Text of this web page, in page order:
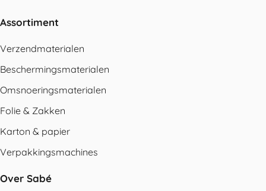
Assortiment
Verzendmaterialen
Beschermingsmaterialen
Omsnoeringsmaterialen
Folie & Zakken
Karton & papier
Verpakkingsmachines
Over Sabé